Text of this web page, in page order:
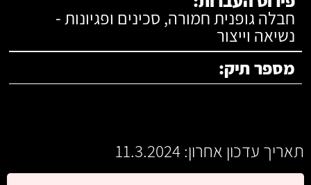
חבלה גופנית חמורה, סכינים ופגיונות -
נשיאה וייצור
מספר תיק:
תאריך עדכון אחרון: 11.3.2024